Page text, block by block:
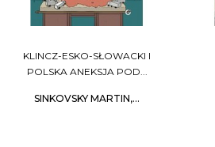
KLINCZ-ESKO-SŁOWACKI I
POLSKA ANEKSJA POD...
SINKOVSKY MARTIN,...